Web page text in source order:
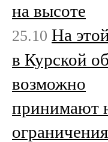
на высоте
25.10 На
в Курской
возможно
принимают
ограничения